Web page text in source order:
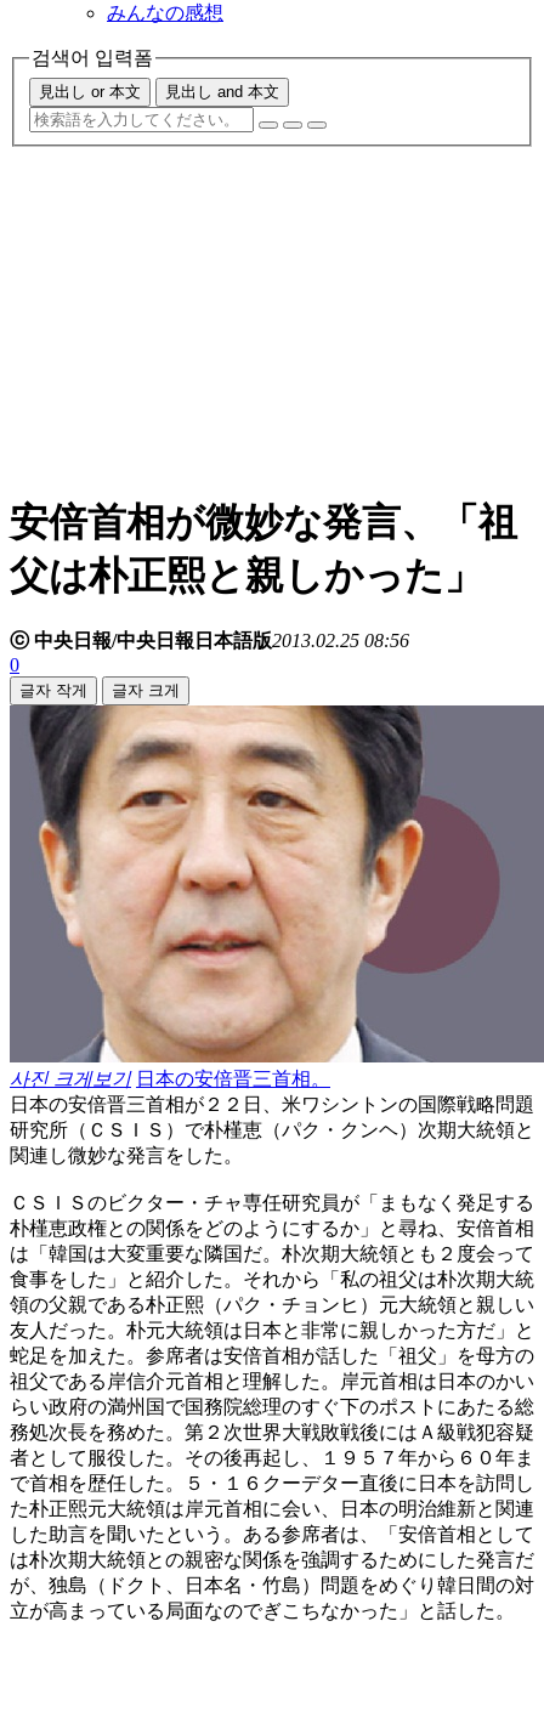
みんなの感想
검색어 입력폼
見出し or 本文 見出し and 本文
安倍首相が微妙な発言、「祖
父は朴正熙と親しかった」
ⓒ 中央日報/中央日報日本語版2013.02.25 08:56
0
글자 작게 글자 크게
사진 크게보기 日本の安倍晋三首相。
日本の安倍晋三首相が２２日、米ワシントンの国際戦略問題
研究所（ＣＳＩＳ）で朴槿恵（パク・クンヘ）次期大統領と
関連し微妙な発言をした。
ＣＳＩＳのビクター・チャ専任研究員が「まもなく発足する
朴槿恵政権との関係をどのようにするか」と尋ね、安倍首相
は「韓国は大変重要な隣国だ。朴次期大統領とも２度会って
食事をした」と紹介した。それから「私の祖父は朴次期大統
領の父親である朴正熙（パク・チョンヒ）元大統領と親しい
友人だった。朴元大統領は日本と非常に親しかった方だ」と
蛇足を加えた。参席者は安倍首相が話した「祖父」を母方の
祖父である岸信介元首相と理解した。岸元首相は日本のかい
らい政府の満州国で国務院総理のすぐ下のポストにあたる総
務処次長を務めた。第２次世界大戦敗戦後にはＡ級戦犯容疑
者として服役した。その後再起し、１９５７年から６０年ま
で首相を歴任した。５・１６クーデター直後に日本を訪問し
た朴正熙元大統領は岸元首相に会い、日本の明治維新と関連
した助言を聞いたという。ある参席者は、「安倍首相として
は朴次期大統領との親密な関係を強調するためにした発言だ
が、独島（ドクト、日本名・竹島）問題をめぐり韓日間の対
立が高まっている局面なのでぎこちなかった」と話した。